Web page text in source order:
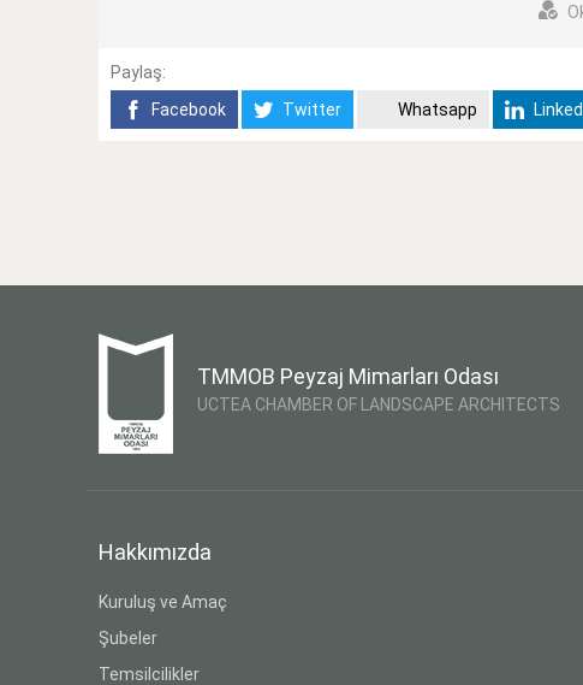
Paylaş:
Facebook
Twitter Whatsapp
TMMOB Peyzaj Mimarları Odası
UCTEA CHAMBER OF LANDSCAPE ARCHITECTS
Hakkımızda
Kuruluş ve Amaç
Şubeler
Temsilcilikler